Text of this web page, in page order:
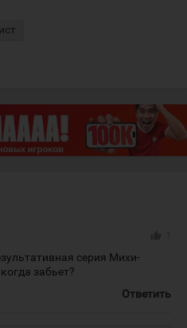
серия Михи-
забьет?
Ответить